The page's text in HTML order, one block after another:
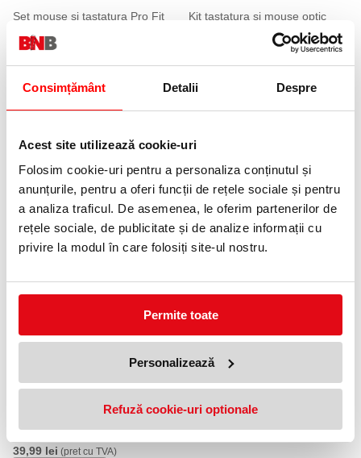
Consimțământ Detalii Despre
Acest site utilizează cookie-uri
Folosim cookie-uri pentru a personaliza conținutul și
anunțurile, pentru a oferi funcții de rețele sociale și pentru
a analiza traficul. De asemenea, le oferim partenerilor de
rețele sociale, de publicitate și de analize informații cu
privire la modul în care folosiți site-ul nostru.
Permite toate
Personalizează
Refuză cookie-uri optionale
Set mouse si tastatura Pro Fit
314,95 lei
Kit tastatura si mouse optic
(pret cu TVA)
Tastatura gaming uRage Exodus
700 semi-mecanica Hama
359,80 lei(pret cu TVA)
Tastatura cu fir KB216 USB
Dell
99,90 lei (pret cu TVA)
Serioux
39,99 lei (pret cu TVA)